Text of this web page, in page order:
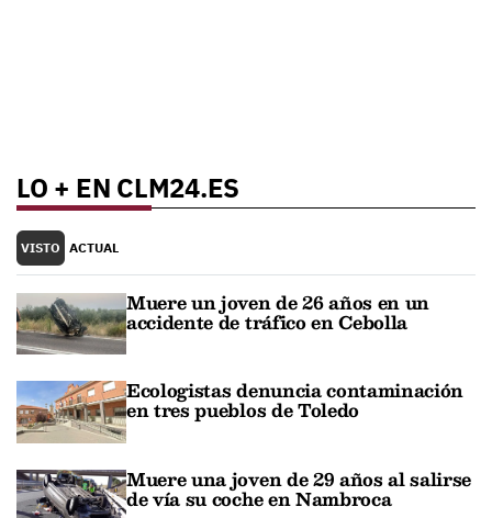
LO + EN CLM24.ES
VISTO ACTUAL
Muere un joven de 26 años en un
accidente de tráfico en Cebolla
Ecologistas denuncia contaminación
en tres pueblos de Toledo
Muere una joven de 29 años al salirse
de vía su coche en Nambroca